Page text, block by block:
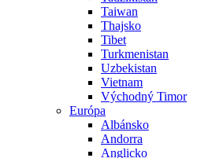
Taiwan
Thajsko
Tibet
Turkmenistan
Uzbekistan
Vietnam
Východný Timor
Európa
Albánsko
Andorra
Anglicko